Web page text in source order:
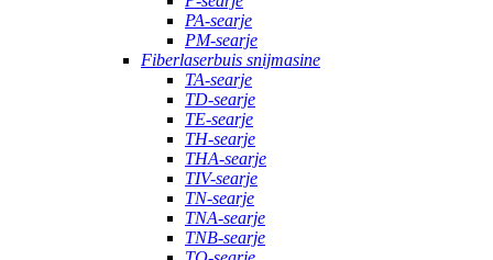
PA-searje
PM-searje
Fiberlaserbuis snijmasine
TA-searje
TD-searje
TE-searje
TH-searje
THA-searje
TIV-searje
TN-searje
TNA-searje
TNB-searje